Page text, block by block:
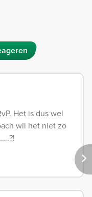
Het is dus wel
wil het niet zo